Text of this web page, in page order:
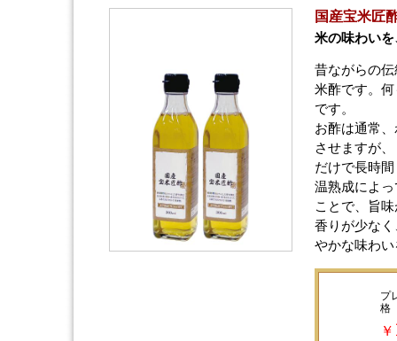
国産宝米匠
米の味わい
昔ながらの
米酢です。
です。
お酢は通常
させますが
だけで長時
温熟成によ
ことで、旨
香りが少な
やかな味わ
プ
格
￥